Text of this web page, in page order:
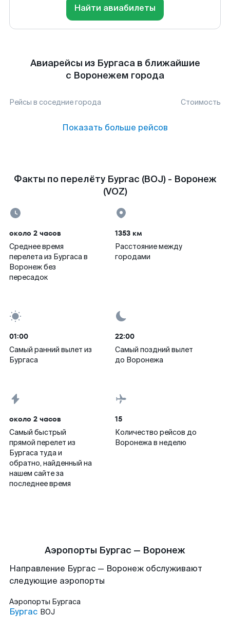
Найти авиабилеты
Авиарейсы из Бургаса в ближайшие
с Воронежем города
Рейсы в соседние города Стоимость
Показать больше рейсов
Факты по перелёту Бургас (BOJ) - Воронеж
(VOZ)
около 2 часов
Среднее время
перелета из Бургаса в
Воронеж без
пересадок
1353 км
Расстояние между
городами
01:00
Самый ранний вылет из
Бургаса
22:00
Самый поздний вылет
до Воронежа
около 2 часов
Самый быстрый
прямой перелет из
Бургаса туда и
обратно, найденный на
нашем сайте за
последнее время
15
Количество рейсов до
Воронежа в неделю
Аэропорты Бургас — Воронеж
Направление Бургас — Воронеж обслуживают
следующие аэропорты
Аэропорты Бургаса
Бургас BOJ